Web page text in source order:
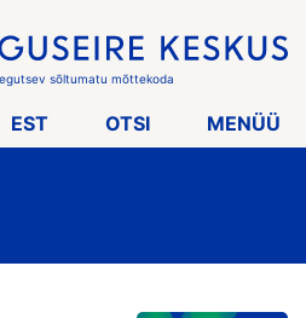
sõltumatu mõttekoda
EST OTSI MENÜÜ